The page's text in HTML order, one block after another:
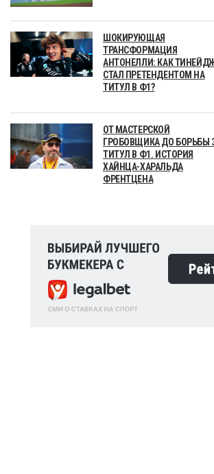
ШОКИРУЮЩАЯ
ТРАНСФОРМАЦИЯ
АНТОНЕЛЛИ: КАК
СТАЛ ПРЕТЕНДЕНТОМ НА
ТИТУЛ В Ф1?
ОТ МАСТЕРСКОЙ
ГРОБОВЩИКА ДО БОРЬБЫ
ТИТУЛ В Ф1. ИСТОРИЯ
ХАЙНЦА-ХАРАЛЬДА
ФРЕНТЦЕНА